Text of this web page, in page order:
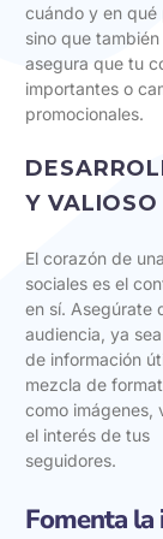
cuándo y en qué
sino que también
asegura que tu
importantes o
promocionales.
Y VALIOSO
El corazón de
sociales es el
en sí. Asegúrate
audiencia, ya
de información
mezcla de
como imágenes,
el interés de tus
seguidores.
Fomenta la